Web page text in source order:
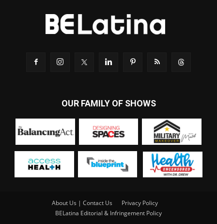
OUR FAMILY OF SHOWS
About Us | Contact Us
Privacy Policy
BELatina Editorial & Infringement Policy